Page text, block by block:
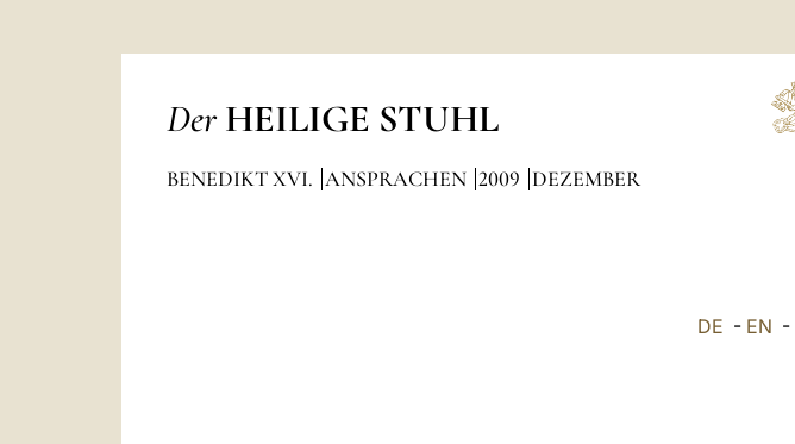
Der HEILIGE STUHL
BENEDIKT XVI. ANSPRACHEN 2009 DEZEMBER
DE - EN -